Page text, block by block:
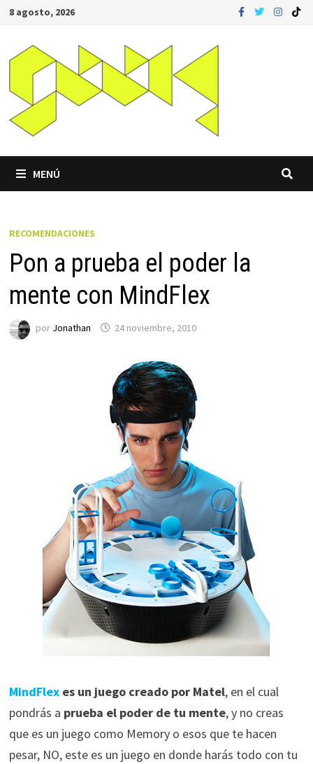
Saltar
contenido
8 agosto, 2026
MENÚ
RECOMENDACIONES
Pon a prueba el poder la
mente con MindFlex
por Jonathan 24 noviembre, 2010
MindFlexes un juego creado por Matel, en el cual
pondrás a prueba el poder de tu mente, y no creas
que es un juego como Memory o esos que te hacen
pesar, NO, este es un juego en donde harás todo con tu